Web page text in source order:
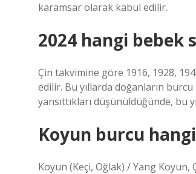
karamsar olarak kabul edilir.
2024 hangi bebek
Çin takvimine göre 1916, 1928,
edilir. Bu yıllarda doğanların
yansıttıkları düşünüldüğünde, bu
Koyun burcu
Koyun (Keçi, Oğlak) / Yang